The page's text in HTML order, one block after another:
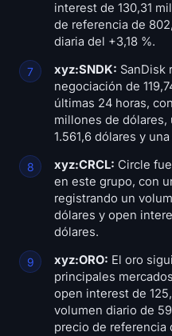
interest de 130,31
de referencia de
diaria del +3,18 %.
xyz:SNDK: SanDisk
negociación de
últimas 24 horas,
millones de dólares,
1.561,6 dólares y
xyz:CRCL: Circle
en este grupo, con
registrando un
dólares y open
dólares.
xyz:ORO: El oro
principales
open interest de
volumen diario de
precio de referencia